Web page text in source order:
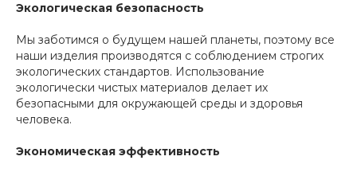
Экологическая безопасность
Мы заботимся о будущем нашей планеты, поэтому все
наши изделия производятся с соблюдением строгих
экологических стандартов. Использование
экологически чистых материалов делает их
безопасными для окружающей среды и здоровья
человека.
Экономическая эффективность